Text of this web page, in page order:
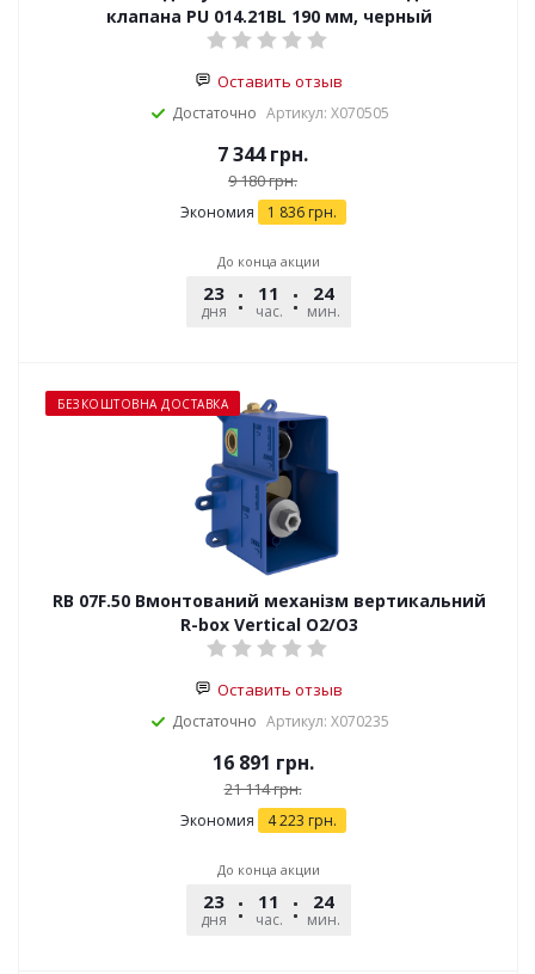
клапана PU 014.21BL 190 мм, черный
Оставить отзыв
Достаточно Артикул: X070505
7 344грн.
9 180грн.
Экономия 1 836грн.
До конца акции
23
дня
11
час.
24
мин.
БЕЗКОШТОВНА ДОСТАВКА
RB 07F.50 Вмонтований механізм вертикальний
R-box Vertical O2/O3
Оставить отзыв
Достаточно Артикул: X070235
16 891 грн.
21 114грн.
Экономия 4 223 грн.
До конца акции
23
дня
11
час.
24
мин.